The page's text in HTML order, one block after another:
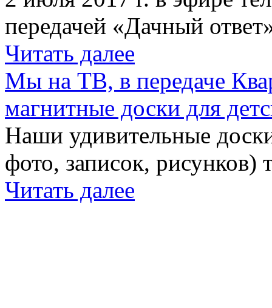
передачей «Дачный
Читать далее
Мы на ТВ, в передаче
магнитные доски для
Наши удивительные
фото, записок,
Читать далее